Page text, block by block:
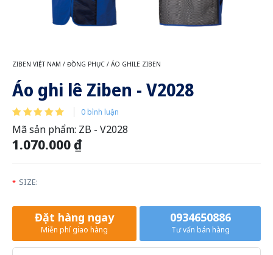
ZIBEN VIỆT NAM / ĐỒNG PHỤC / ÁO GHILE ZIBEN
Áo ghi lê Ziben - V2028
0 bình luận
Mã sản phẩm: ZB - V2028
1.070.000 ₫
* SIZE:
Đặt hàng ngay
Miễn phí giao hàng
0934650886
Tư vấn bán hàng